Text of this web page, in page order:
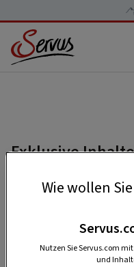
Exklusive Inhalte
Falls Sie einen
kostenloses
Wie wollen
Nutzen Sie Servus.com
und